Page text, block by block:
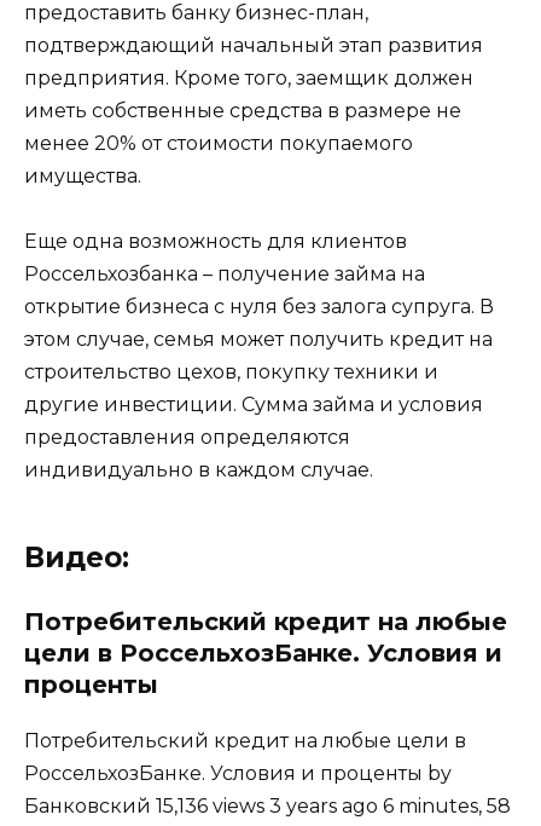
предоставить банку бизнес-план,
подтверждающий начальный этап развития
предприятия. Кроме того, заемщик должен
иметь собственные средства в размере не
менее 20% от стоимости покупаемого
имущества.
Еще одна возможность для клиентов
Россельхозбанка – получение займа на
открытие бизнеса с нуля без залога супруга. В
этом случае, семья может получить кредит на
строительство цехов, покупку техники и
другие инвестиции. Сумма займа и условия
предоставления определяются
индивидуально в каждом случае.
Видео:
Потребительский кредит на любые
цели в РоссельхозБанке. Условия и
проценты
Потребительский кредит на любые цели в
РоссельхозБанке. Условия и проценты by
Банковский 15,136 views 3 years ago 6 minutes, 58